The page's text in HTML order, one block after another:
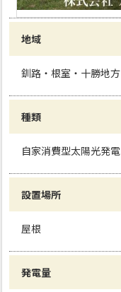
地域
釧路・根室・十勝地方
種類
自家消費型太陽光発電
設置場所
屋根
発電量